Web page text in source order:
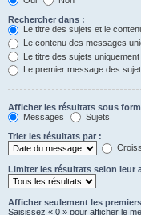
Rechercher dans :
Le titre des sujets et le
Le contenu des messages
Le titre des sujets uniquement
Le premier message des
Afficher les résultats sous
Messages
Sujets
Trier les résultats par :
Limiter les résultats selon leur
Afficher seulement les
Saisissez « 0 » pour afficher le